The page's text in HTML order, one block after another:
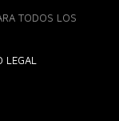
TODOS LOS
LEGAL